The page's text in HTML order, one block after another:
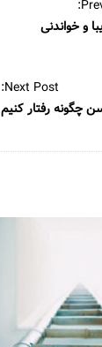
و خواندنی
Next Post:
چگونه رفتار کنیم